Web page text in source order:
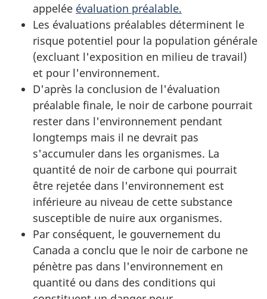
appelée évaluation préalable.
Les évaluations préalables déterminent le
risque potentiel pour la population générale
(excluant l'exposition en milieu de travail)
et pour l'environnement.
D'après la conclusion de l'évaluation
préalable finale, le noir de carbone pourrait
rester dans l'environnement pendant
longtemps mais il ne devrait pas
s'accumuler dans les organismes. La
quantité de noir de carbone qui pourrait
être rejetée dans l'environnement est
inférieure au niveau de cette substance
susceptible de nuire aux organismes.
Par conséquent, le gouvernement du
Canada a conclu que le noir de carbone ne
pénètre pas dans l'environnement en
quantité ou dans des conditions qui